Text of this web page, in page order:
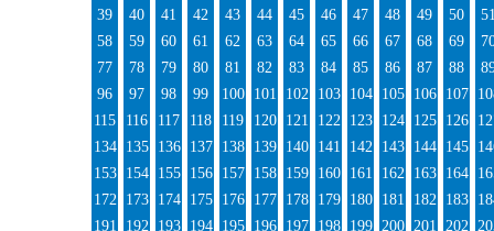
39
40 41 42 43 44 45 46 47 48 49 50
58
59 60 61 62 63 64 65 66 67 68 69
77
78 79 80 81 82 83 84 85 86 87 88
96
97 98 99 100 101 102 103 104 105 106 107
115
116 117 118 119 120 121 122 123 124 125 126
134
135 136 137 138 139 140 141 142 143 144 145
153
154 155 156 157 158 159 160 161 162 163 164
172
173 174 175 176 177 178 179 180 181 182 183
191
192 193 194 195 196 197 198 199 200 201 202